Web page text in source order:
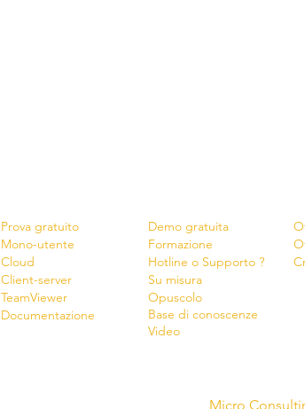
Prova gratuito
Mono-utente
Cloud
Client-server
TeamViewer
Documentazione
Demo gratuita
Formazione
Hotline o Supporto ?
Su misura
Opuscolo
Base di conoscenze
Video
Micro